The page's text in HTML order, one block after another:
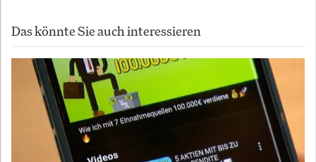
Das könnte Sie auch interessieren